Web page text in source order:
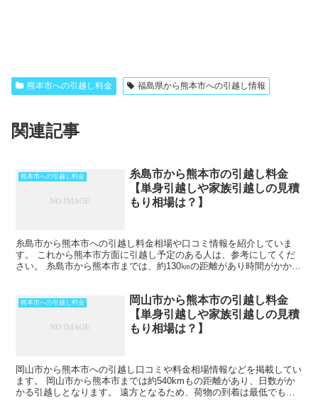
熊本市への引越し料金 福島県から熊本市への引越し情報
関連記事
熊本市への引越し料金
糸島市から熊本市の引越し料金
【単身引越しや家族引越しの見積
もり相場は？】
糸島市から熊本市への引越し料金相場や口コミ情報を紹介していま
す。 これから熊本市方面に引越し予定のある人は、参考にしてくだ
さい。 糸島市から熊本市までは、約130㎞の距離があり時間がかかり
熊本市への引越し料金
岡山市から熊本市の引越し料金
【単身引越しや家族引越しの見積
もり相場は？】
岡山市から熊本市への引越し口コミや料金相場情報などを掲載してい
ます。 岡山市から熊本市までは約540kmもの距離があり、日数がか
かる引越しとなります。 遠方となるため、荷物の到着は最低でも中